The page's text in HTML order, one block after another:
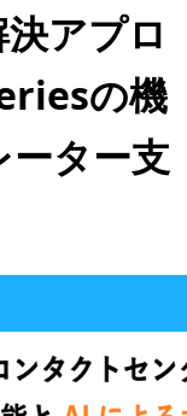
アプロ
の機
ター支